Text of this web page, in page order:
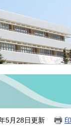
5月28日更新